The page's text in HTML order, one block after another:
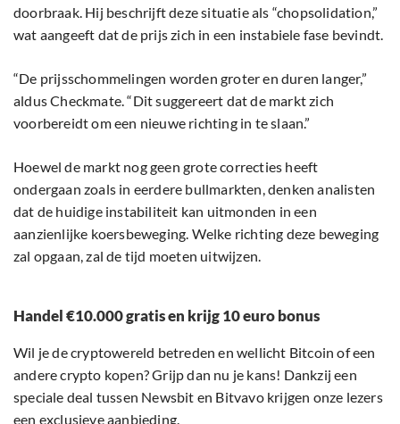
doorbraak. Hij beschrijft deze situatie als “chopsolidation,”
wat aangeeft dat de prijs zich in een instabiele fase bevindt.
“De prijsschommelingen worden groter en duren langer,”
aldus Checkmate. “Dit suggereert dat de markt zich
voorbereidt om een nieuwe richting in te slaan.”
Hoewel de markt nog geen grote correcties heeft
ondergaan zoals in eerdere bullmarkten, denken analisten
dat de huidige instabiliteit kan uitmonden in een
aanzienlijke koersbeweging. Welke richting deze beweging
zal opgaan, zal de tijd moeten uitwijzen.
Handel €10.000 gratis en krijg 10 euro bonus
Wil je de cryptowereld betreden en wellicht Bitcoin of een
andere crypto kopen? Grijp dan nu je kans! Dankzij een
speciale deal tussen Newsbit en Bitvavo krijgen onze lezers
een exclusieve aanbieding.